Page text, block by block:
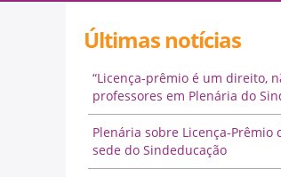
Últimas notícias
“Licença-prêmio é um direito,
professores em Plenária do
Plenária sobre Licença-Prêmio
sede do Sindeducação